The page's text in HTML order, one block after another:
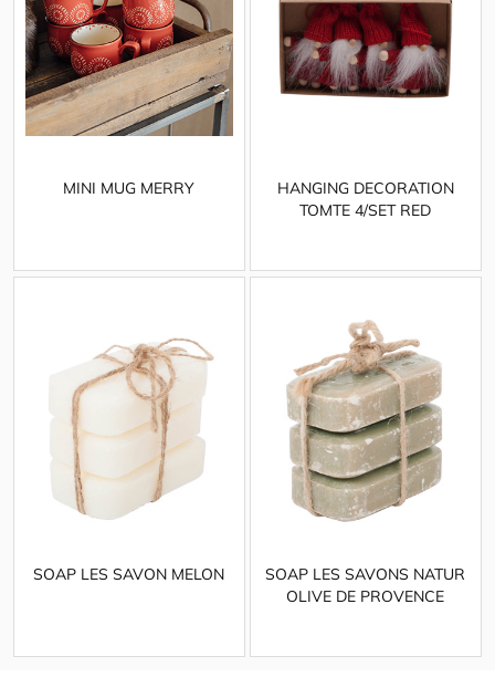
MINI MUG MERRY
HANGING DECORATION
TOMTE 4/SET RED
SOAP LES SAVON MELON
SOAP LES SAVONS NATUR
OLIVE DE PROVENCE